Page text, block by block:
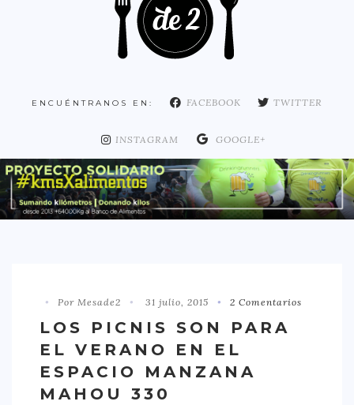
COMUNIDAD DE MADRID
DISTRITO ARGANZUELA
DISTRITO CHAMARTÍN
DISTRITO CHAMBERÍ
DISTRITO HORTALEZA
DISTRITO RETIRO
DISTRITO SALAMANCA
DISTRITO TETUÁN
OTROS
ENCUÉNTRANOS EN: FACEBOOK TWITTER
INSTAGRAM GOOGLE+
Por Mesade2 31 julio, 2015 2 Comentarios
LOS PICNIS SON PARA
EL VERANO EN EL
ESPACIO MANZANA
MAHOU 330